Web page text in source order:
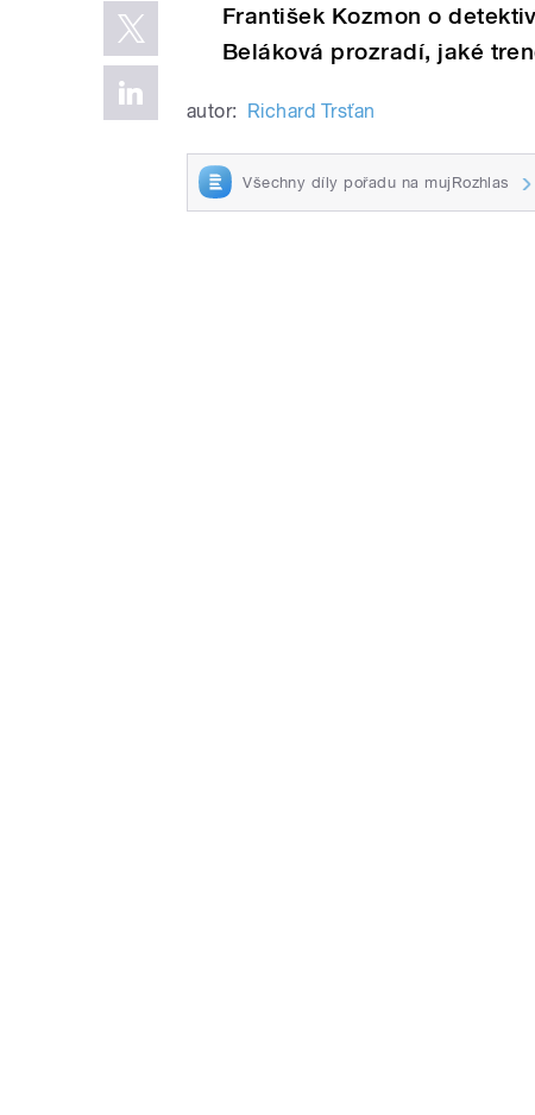
František Kozmon o
Beláková prozradí, jaké
autor: Richard Trsťan
Všechny díly pořadu na mujRozhlas